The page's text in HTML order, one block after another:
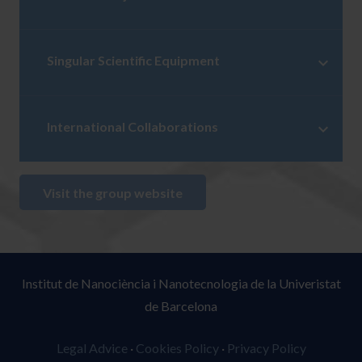
Singular Scientific Equipment
International Collaborations
Visit the group website
Institut de Nanociència i Nanotecnologia de la Univeristat
de Barcelona
Legal Advice · Cookies Policy· Privacy Policy